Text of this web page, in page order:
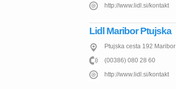
http://www.lidl.si/kontakt
Lidl Maribor Ptujska
Ptujska cesta 192 Maribor
(00386) 080 28 60
http://www.lidl.si/kontakt